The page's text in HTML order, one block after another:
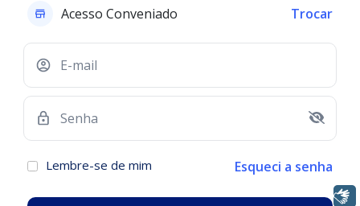
Acesso Conveniado Trocar
Lembre-se de mim Esqueci a senha
Libras